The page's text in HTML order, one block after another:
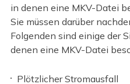
in denen eine MKV-Datei
Sie müssen darüber
Folgenden sind einige der
denen eine MKV-Datei
Plötzlicher Stromausfall